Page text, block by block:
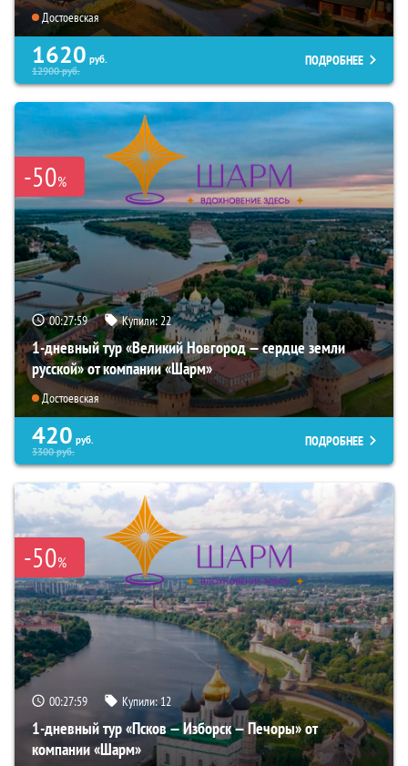
Достоевская
1620 руб.
12900руб.
ПОДРОБНЕЕ
-50%
00:27:58 Купили:22
1-дневный тур «Великий Новгород — сердце земли
русской» от компании «Шарм»
Достоевская
420 руб.
3300руб.
ПОДРОБНЕЕ
-50%
00:27:58 Купили:12
1-дневный тур «Псков — Изборск — Печоры» от
компании «Шарм»